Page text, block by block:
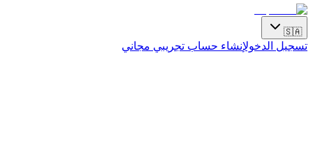
🇸🇦
تسجيل الدخولإنشاء حساب تجريبي مجاني